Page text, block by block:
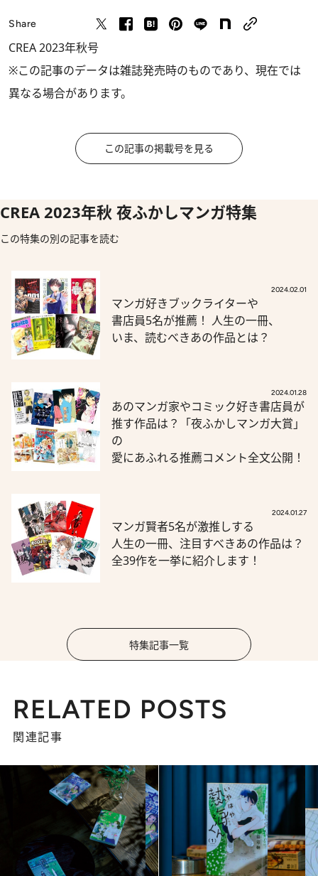
Share
CREA 2023年秋号
※この記事のデータは雑誌発売時のものであり、現在では
異なる場合があります。
この記事の掲載号を見る
CREA 2023年秋 夜ふかしマンガ特集
この特集の別の記事を読む
2024.02.01
マンガ好きブックライターや
書店員5名が推薦！ 人生の一冊、
いま、読むべきあの作品とは？
2024.01.28
あのマンガ家やコミック好き書店員が
推す作品は？「夜ふかしマンガ大賞」
の
愛にあふれる推薦コメント全文公開！
2024.01.27
マンガ賢者5名が激推しする
人生の一冊、注目すべきあの作品は？
全39作を一挙に紹介します！
特集記事一覧
RELATED POSTS
関連記事